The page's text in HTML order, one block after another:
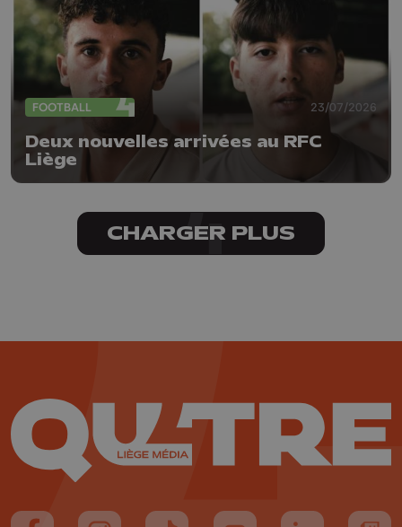
FOOTBALL 23/07/2026
Deux nouvelles arrivées au RFC
Liège
CHARGER PLUS